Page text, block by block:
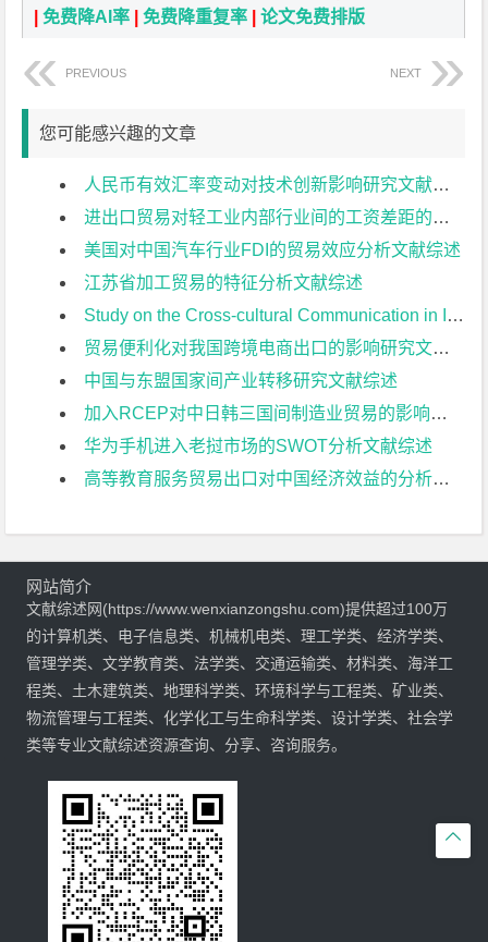
|免费降AI率 |免费降重复率 |论文免费排版
PREVIOUS NEXT
您可能感兴趣的文章
人民币有效汇率变动对技术创新影响研究文献综述
进出口贸易对轻工业内部行业间的工资差距的影响的研究文献综述
美国对中国汽车行业FDI的贸易效应分析文献综述
江苏省加工贸易的特征分析文献综述
Study on the Cross-cultural Communication in International Business under “The Belt and Road” Initiative文献综述
贸易便利化对我国跨境电商出口的影响研究文献综述
中国与东盟国家间产业转移研究文献综述
加入RCEP对中日韩三国间制造业贸易的影响研究文献综述
华为手机进入老挝市场的SWOT分析文献综述
高等教育服务贸易出口对中国经济效益的分析——以留学生教育为例文献综述

网站简介
文献综述网(https://www.wenxianzongshu.com)提供超过100万
的计算机类、电子信息类、机械机电类、理工学类、经济学类、
管理学类、文学教育类、法学类、交通运输类、材料类、海洋工
程类、土木建筑类、地理科学类、环境科学与工程类、矿业类、
物流管理与工程类、化学化工与生命科学类、设计学类、社会学
类等专业文献综述资源查询、分享、咨询服务。